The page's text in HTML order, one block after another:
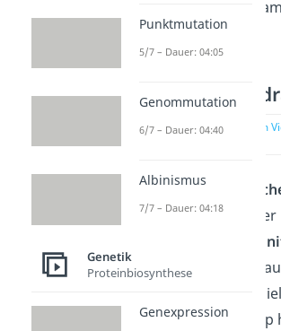
Genotyp:gg
zur Stelle im
Laut der1.
alle Nachkommen der
unserem Fall gehen
Kreuzung zum
mitgelbemPhänotyp
Punktmutation
5/7 – Dauer: 04:05
Genommutation
6/7 – Dauer: 04:40
Albinismus
7/7 – Dauer: 04:18
Genetik
Proteinbiosynthese
Genexpression